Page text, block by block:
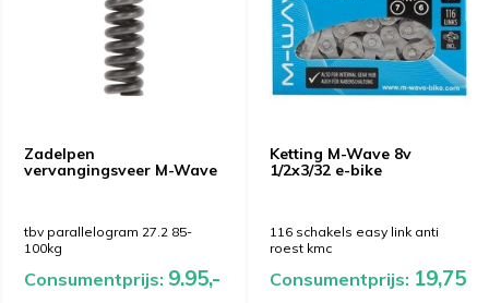
Zadelpen
vervangingsveer M-Wave
tbv parallelogram 27.2 85-
100kg
Consumentprijs: 9.95,-
Ketting M-Wave 8v
1/2x3/32 e-bike
116 schakels easy link anti
roest kmc
Consumentprijs: 19,75